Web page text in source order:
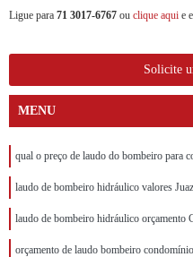
Ligue para 71 3017-6767 ou clique aqui e
Solicite
MENU
qual o preço de laudo do bombeiro para
laudo de bombeiro hidráulico valores
laudo de bombeiro hidráulico orçamento
orçamento de laudo bombeiro